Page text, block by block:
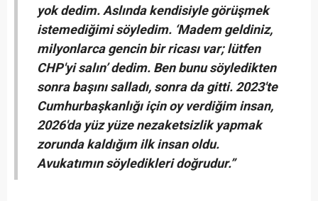
yok dedim. Aslında kendisiyle görüşmek
istemediğimi söyledim. ‘Madem geldiniz,
milyonlarca gencin bir ricası var; lütfen
CHP'yi salın’ dedim. Ben bunu söyledikten
sonra başını salladı, sonra da gitti. 2023'te
Cumhurbaşkanlığı için oy verdiğim insan,
2026'da yüz yüze nezaketsizlik yapmak
zorunda kaldığım ilk insan oldu.
Avukatımın söyledikleri doğrudur.”